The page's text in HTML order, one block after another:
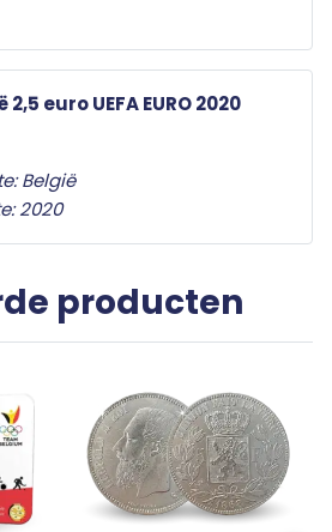
liefhebbers van
wordt geleverd in een
euro UEFA EURO 2020
België
2020
producten